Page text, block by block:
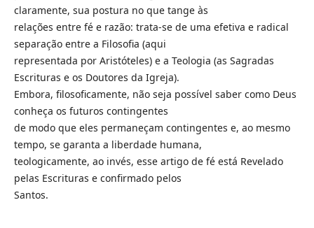
claramente, sua postura no que tange às
relações entre fé e razão: trata-se de uma efetiva e radical
separação entre a Filosofia (aqui
representada por Aristóteles) e a Teologia (as Sagradas
Escrituras e os Doutores da Igreja).
Embora, filosoficamente, não seja possível saber como Deus
conheça os futuros contingentes
de modo que eles permaneçam contingentes e, ao mesmo
tempo, se garanta a liberdade humana,
teologicamente, ao invés, esse artigo de fé está Revelado
pelas Escrituras e confirmado pelos
Santos.